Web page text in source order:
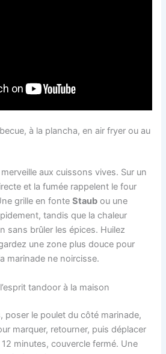
à la plancha, en air fryer ou au
aux cuissons vives. Sur un
et la fumée rappelent le four
grille en fonteStaub ou une
tandis que la chaleur
sans brûler les épices. Huilez
une zone plus douce pour
marinade ne noircisse.
tandoor à la maison
poser le poulet du côté marinade,
marquer, retourner, puis déplacer
minutes, couvercle fermé. Une